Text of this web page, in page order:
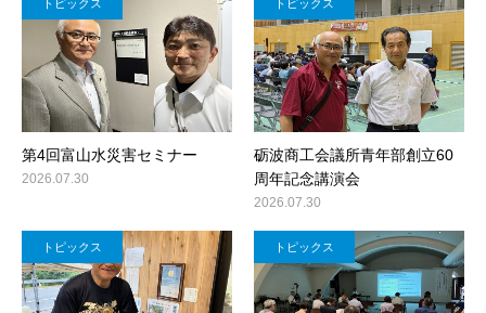
トピックス
第4回富山水災害セミナー
2026.07.30
トピックス
砺波商工会議所青年部創立60
周年記念講演会
2026.07.30
トピックス トピックス